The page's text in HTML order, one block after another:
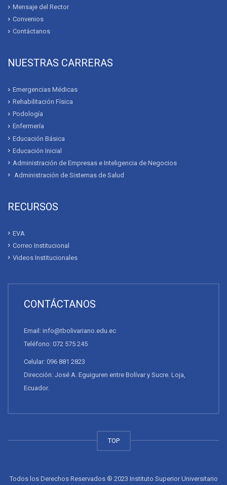
Mensaje del Rector
Convenios
Contáctanos
NUESTRAS CARRERAS
Emergencias Médicas
Rehabilitación Física
Podología
Enfermería
Educación Básica
Educación Inicial
Administración de Empresas e Inteligencia de Negocios
Administración de Sistemas de Salud
RECURSOS
EVA
Correo Institucional
Videos Institucionales
CONTÁCTANOS
Email: info@tbolivariano.edu.ec
Teléfono: 072 575 245
Celular: 096 881 2823
Dirección: José A. Eguiguren entre Bolívar y Sucre. Loja,
Ecuador.
TOP
Todos los Derechos Reservados ® 2023 Instituto Superior Universitario